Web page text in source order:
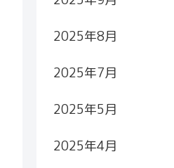
2025年8月
2025年7月
2025年5月
2025年4月